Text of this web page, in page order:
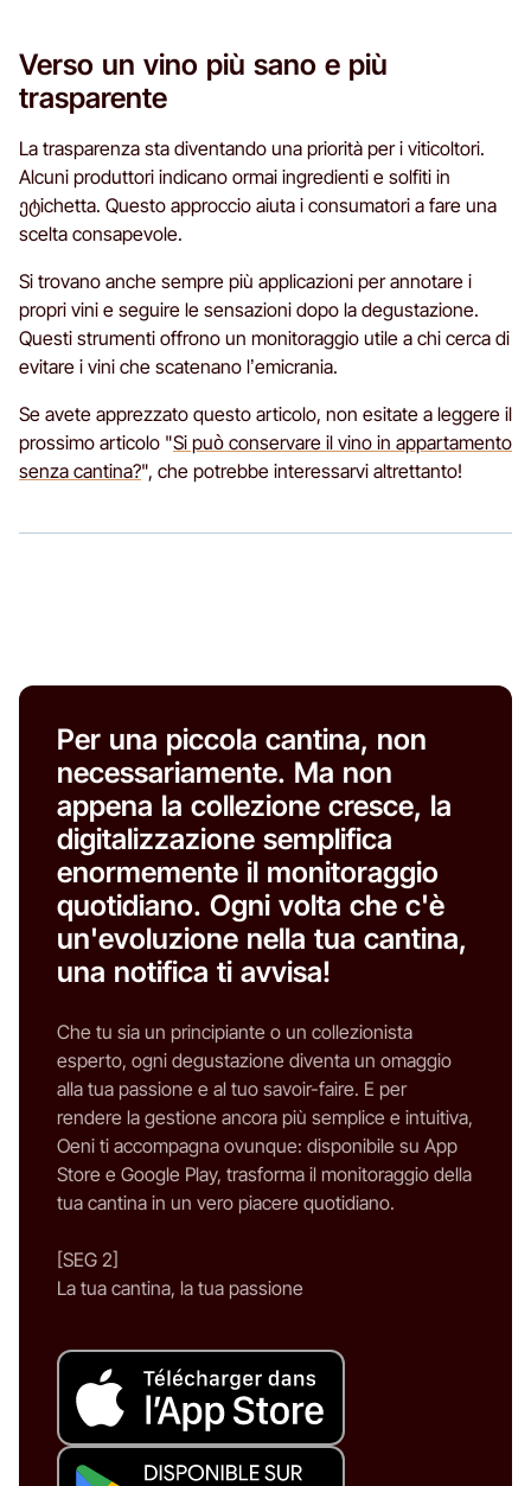
Verso un vino più sano e più
trasparente
La trasparenza sta diventando una priorità per i viticoltori.
Alcuni produttori indicano ormai ingredienti e solfiti in
ეტichetta. Questo approccio aiuta i consumatori a fare una
scelta consapevole.
Si trovano anche sempre più applicazioni per annotare i
propri vini e seguire le sensazioni dopo la degustazione.
Questi strumenti offrono un monitoraggio utile a chi cerca di
evitare i vini che scatenano l’emicrania.
Se avete apprezzato questo articolo, non esitate a leggere il
prossimo articolo "Si può conservare il vino in appartamento
senza cantina?", che potrebbe interessarvi altrettanto!
Per una piccola cantina, non
necessariamente. Ma non
appena la collezione cresce, la
digitalizzazione semplifica
enormemente il monitoraggio
quotidiano. Ogni volta che c'è
un'evoluzione nella tua cantina,
una notifica ti avvisa!
Che tu sia un principiante o un collezionista
esperto, ogni degustazione diventa un omaggio
alla tua passione e al tuo savoir-faire. E per
rendere la gestione ancora più semplice e intuitiva,
Oeni ti accompagna ovunque: disponibile su App
Store e Google Play, trasforma il monitoraggio della
tua cantina in un vero piacere quotidiano.
[SEG 2]
La tua cantina, la tua passione